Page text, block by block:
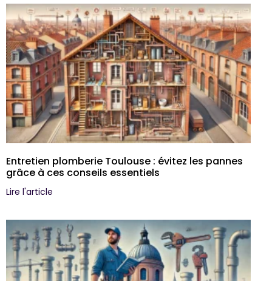
Entretien plomberie Toulouse : évitez les pannes
grâce à ces conseils essentiels
Lire l'article